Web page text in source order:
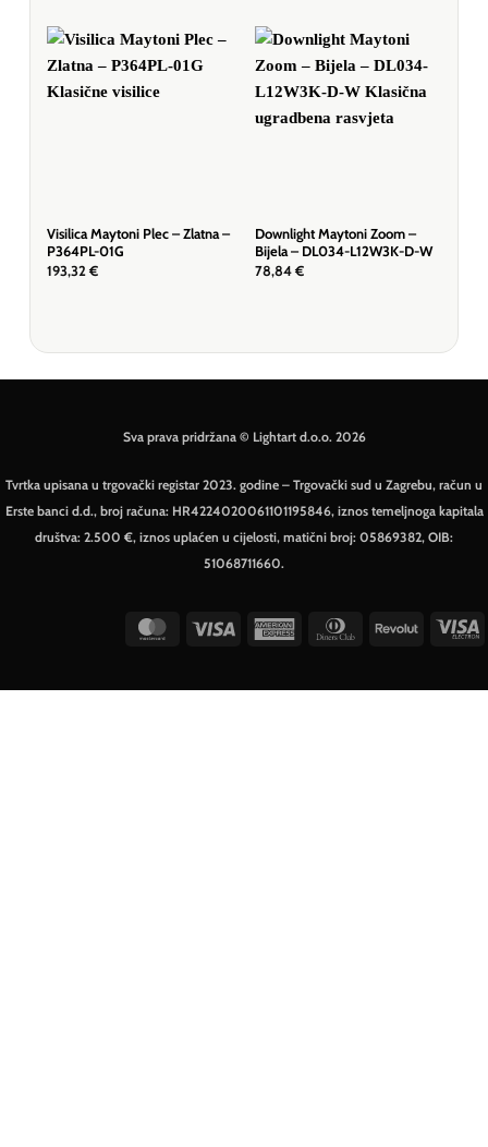
Visilica Maytoni Plec – Zlatna –
P364PL-01G
193,32 €
Downlight Maytoni Zoom –
Bijela – DL034-L12W3K-D-W
78,84 €
Sva prava pridržana © Lightart d.o.o. 2026
Tvrtka upisana u trgovački registar 2023. godine – Trgovački sud u Zagrebu, račun u
Erste banci d.d., broj računa: HR4224020061101195846, iznos temeljnoga kapitala
društva: 2.500 €, iznos uplaćen u cijelosti, matični broj: 05869382, OIB:
51068711660.
MasterCardVisa
American
Dinners Revolut